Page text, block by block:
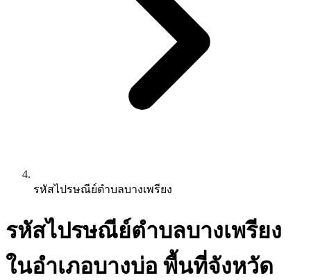
รหัสไปรษณีย์ตำบลบางเพรียง
รหัสไปรษณีย์ตำบลบางเพรียง
ในอำเภอบางบ่อ พื้นที่จังหวัด